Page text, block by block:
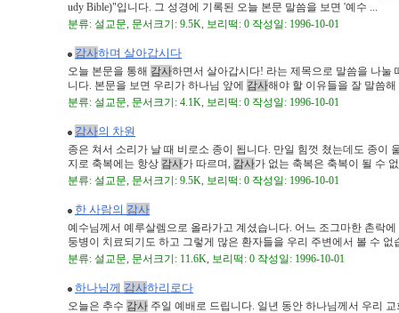
udy Bible)"입니다. 그 성경에 기록된 오늘 본문 말씀을 보면 '예수 ...
분류: 설교문, 문서크기: 9.5K, 보리떡: 0 작성일: 1996-10-01
감사하며 살아갑시다
오늘 본문을 통해 감사하면서 살아갑시다! 라는 제목으로 말씀을 나눌
니다. 본문을 보면 우리가 하나님 앞에 감사해야 할 이유들을 잘 말씀해
분류: 설교문, 문서크기: 4.1K, 보리떡: 0 작성일: 1996-10-01
감사의 차원
종은 쳐서 소리가 날 때 비로소 종이 됩니다. 만일 힘껏 쳤는데도 종이
지로 축복에는 항상 감사가 따르며, 감사가 없는 축복은 축복이 될 수
분류: 설교문, 문서크기: 9.5K, 보리떡: 0 작성일: 1996-10-01
한 사람의 감사
예수님께서 예루살렘으로 올라가고 계셨습니다. 어느 조그마한 촌락
둥병이 치료되기도 하고 그렇게 많은 환자들을 우리 주변에서 볼 수 없
분류: 설교문, 문서크기: 11.6K, 보리떡: 0 작성일: 1996-10-01
하나님께 감사하리로다
오늘은 추수 감사 주일 예배로 드립니다. 일년 동안 하나님께서 우리